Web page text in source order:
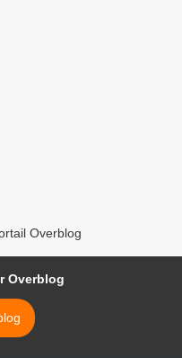
Overblog
Overblog